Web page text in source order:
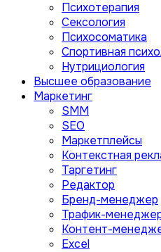
Психотерапия
Сексология
Психосоматика
Спортивная
Нутрициология
Высшее образование
Маркетинг
SMM
SEO
Маркетплейсы
Контекстная
Таргетинг
Редактор
Бренд-менеджер
Трафик-
Контент-
Excel